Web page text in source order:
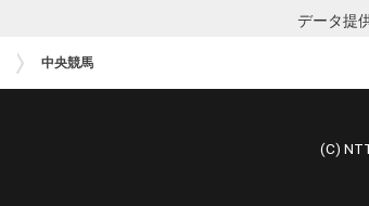
データ提
中央競馬
(C)